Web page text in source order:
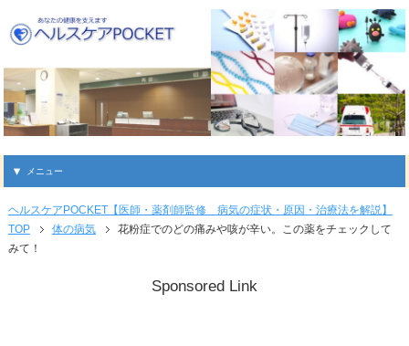
メニュー
ヘルスケアPOCKET【医師・薬剤師監修 病気の症状・原因・治療法を解説】
TOP
体の病気
花粉症でのどの痛みや咳が辛い。この薬をチェックして
みて！
Sponsored Link